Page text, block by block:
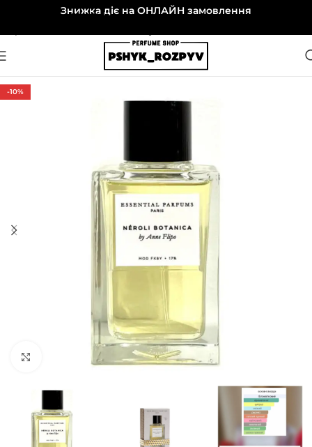
Перейти до навігаціїЗнижка діє на ОНЛАЙН замовлення
-10%
Натисніть, щоб збільшити